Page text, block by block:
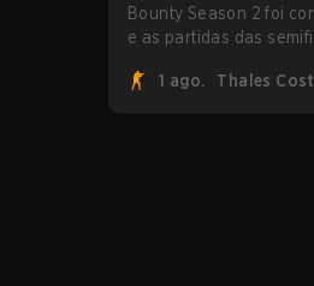
Bounty Season 2 foi
e as partidas das
FaZe Clan, Team Spirit,
são os quatro
1 ago. Thales